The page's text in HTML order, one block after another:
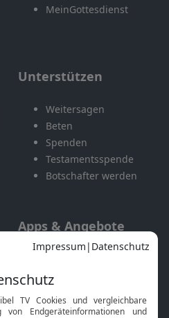
MeinGottesdienst
Unterstützen
Weitersagen
Beten
Spenden
Testamentsspende
Botschafter werden
Apps & Angebote
Mobile App
Smart TV